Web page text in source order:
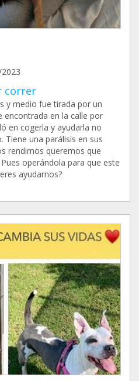
correr
y medio fue tirada por un
encontrada en la calle por
en cogerla y ayudarla no
una parálisis en sus
rendimos queremos que
operándola para que este
ayudarnos?